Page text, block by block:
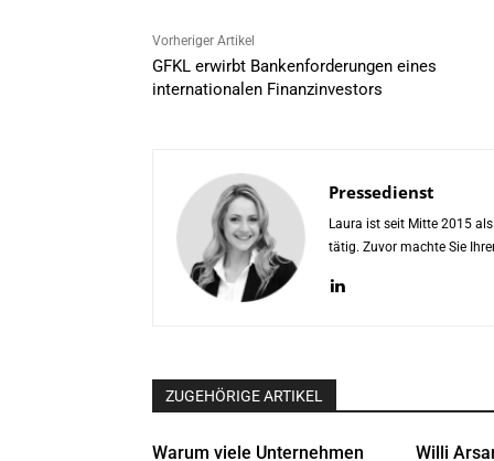
Vorheriger Artikel
GFKL erwirbt Bankenforderungen eines
internationalen Finanzinvestors
Pressedienst
Laura ist seit Mitte 2015
tätig. Zuvor machte Sie
ZUGEHÖRIGE ARTIKEL
Warum viele Unternehmen
Willi